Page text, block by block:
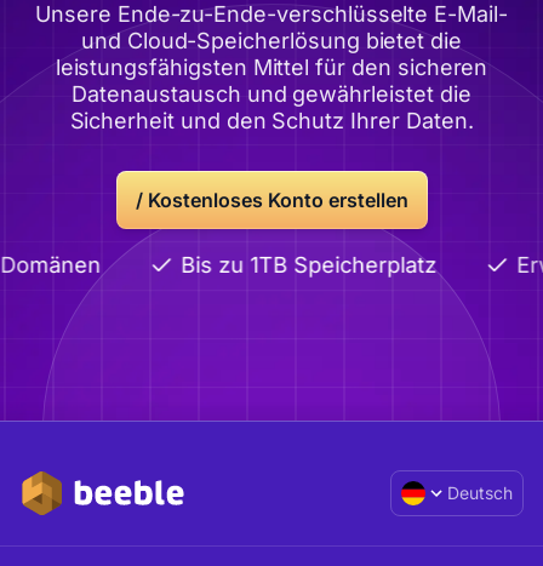
Unsere Ende-zu-Ende-verschlüsselte E-Mail-
und Cloud-Speicherlösung bietet die
leistungsfähigsten Mittel für den sicheren
Datenaustausch und gewährleistet die
Sicherheit und den Schutz Ihrer Daten.
/ Kostenloses Konto erstellen
Bis zu 1TB Speicherplatz
Deutsch